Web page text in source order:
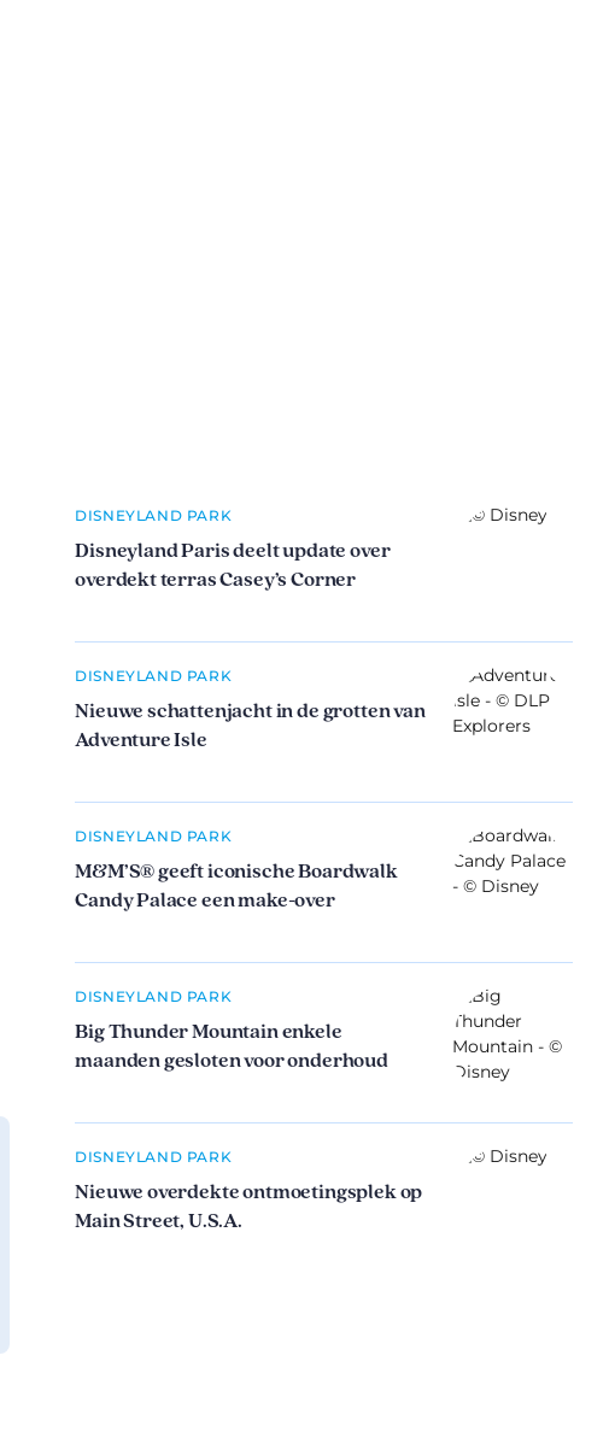
DISNEYLAND PARK
Disneyland Paris deelt update over
overdekt terras Casey’s Corner
DISNEYLAND PARK
Nieuwe schattenjacht in de grotten van
Adventure Isle
DISNEYLAND PARK
M&M’S® geeft iconische Boardwalk
Candy Palace een make-over
DISNEYLAND PARK
Big Thunder Mountain enkele
maanden gesloten voor onderhoud
DISNEYLAND PARK
Nieuwe overdekte ontmoetingsplek op
Main Street, U.S.A.